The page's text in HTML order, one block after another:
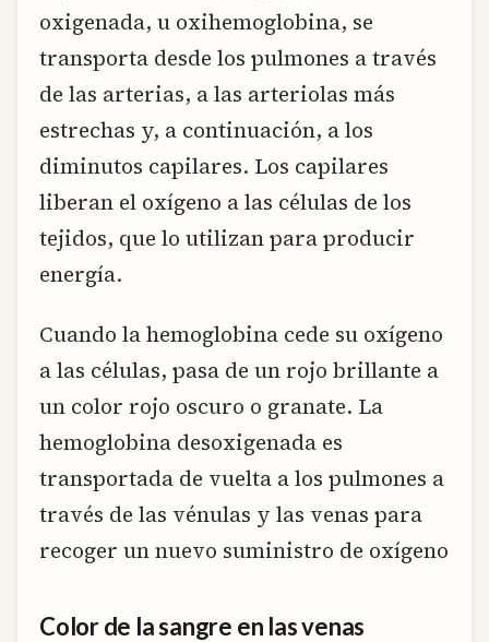
oxigenada, u oxihemoglobina, se
transporta desde los pulmones a través
de las arterias, a las arteriolas más
estrechas y, a continuación, a los
diminutos capilares. Los capilares
liberan el oxígeno a las células de los
tejidos, que lo utilizan para producir
energía.
Cuando la hemoglobina cede su oxígeno
a las células, pasa de un rojo brillante a
un color rojo oscuro o granate. La
hemoglobina desoxigenada es
transportada de vuelta a los pulmones a
través de las vénulas y las venas para
recoger un nuevo suministro de oxígeno
Color de la sangre en las venas